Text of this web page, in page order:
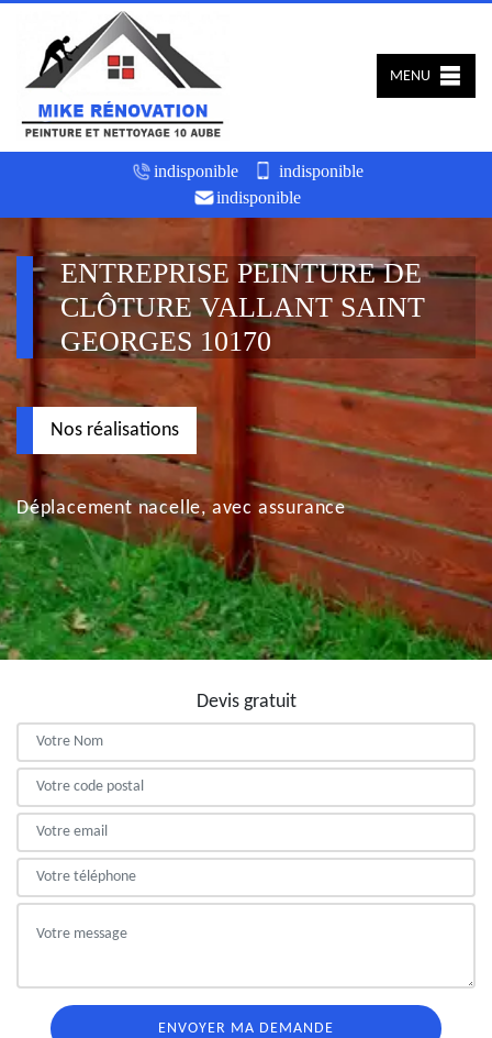
indisponible
indisponible
indisponible
MENU
ENTREPRISE PEINTURE DE
CLÔTURE VALLANT SAINT
GEORGES 10170
Nos réalisations
Déplacement nacelle, avec assurance
Devis gratuit